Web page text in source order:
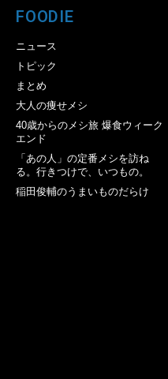
FOODIE
ニュース
トピック
まとめ
大人の痩せメシ
40歳からのメシ旅 爆食ウィーク
エンド
「あの人」の定番メシを訪ね
る。行きつけで、いつもの。
稲田俊輔のうまいものだらけ